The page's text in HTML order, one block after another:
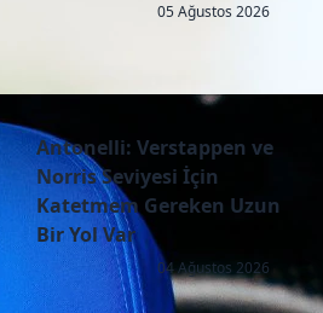
05 Ağustos 2026
Antonelli: Verstappen ve
Norris Seviyesi İçin
Katetmem Gereken Uzun
Bir Yol Var
04 Ağustos 2026